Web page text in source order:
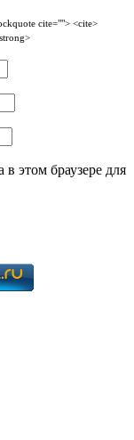
cite=""> <cite>
этом браузере для